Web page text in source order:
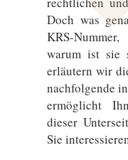
Doch was
KRS-
warum ist sie
erläutern wir
nachfolgende
ermöglicht
dieser
Sie